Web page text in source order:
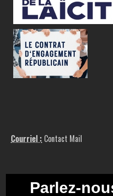
Courriel : Contact Mail